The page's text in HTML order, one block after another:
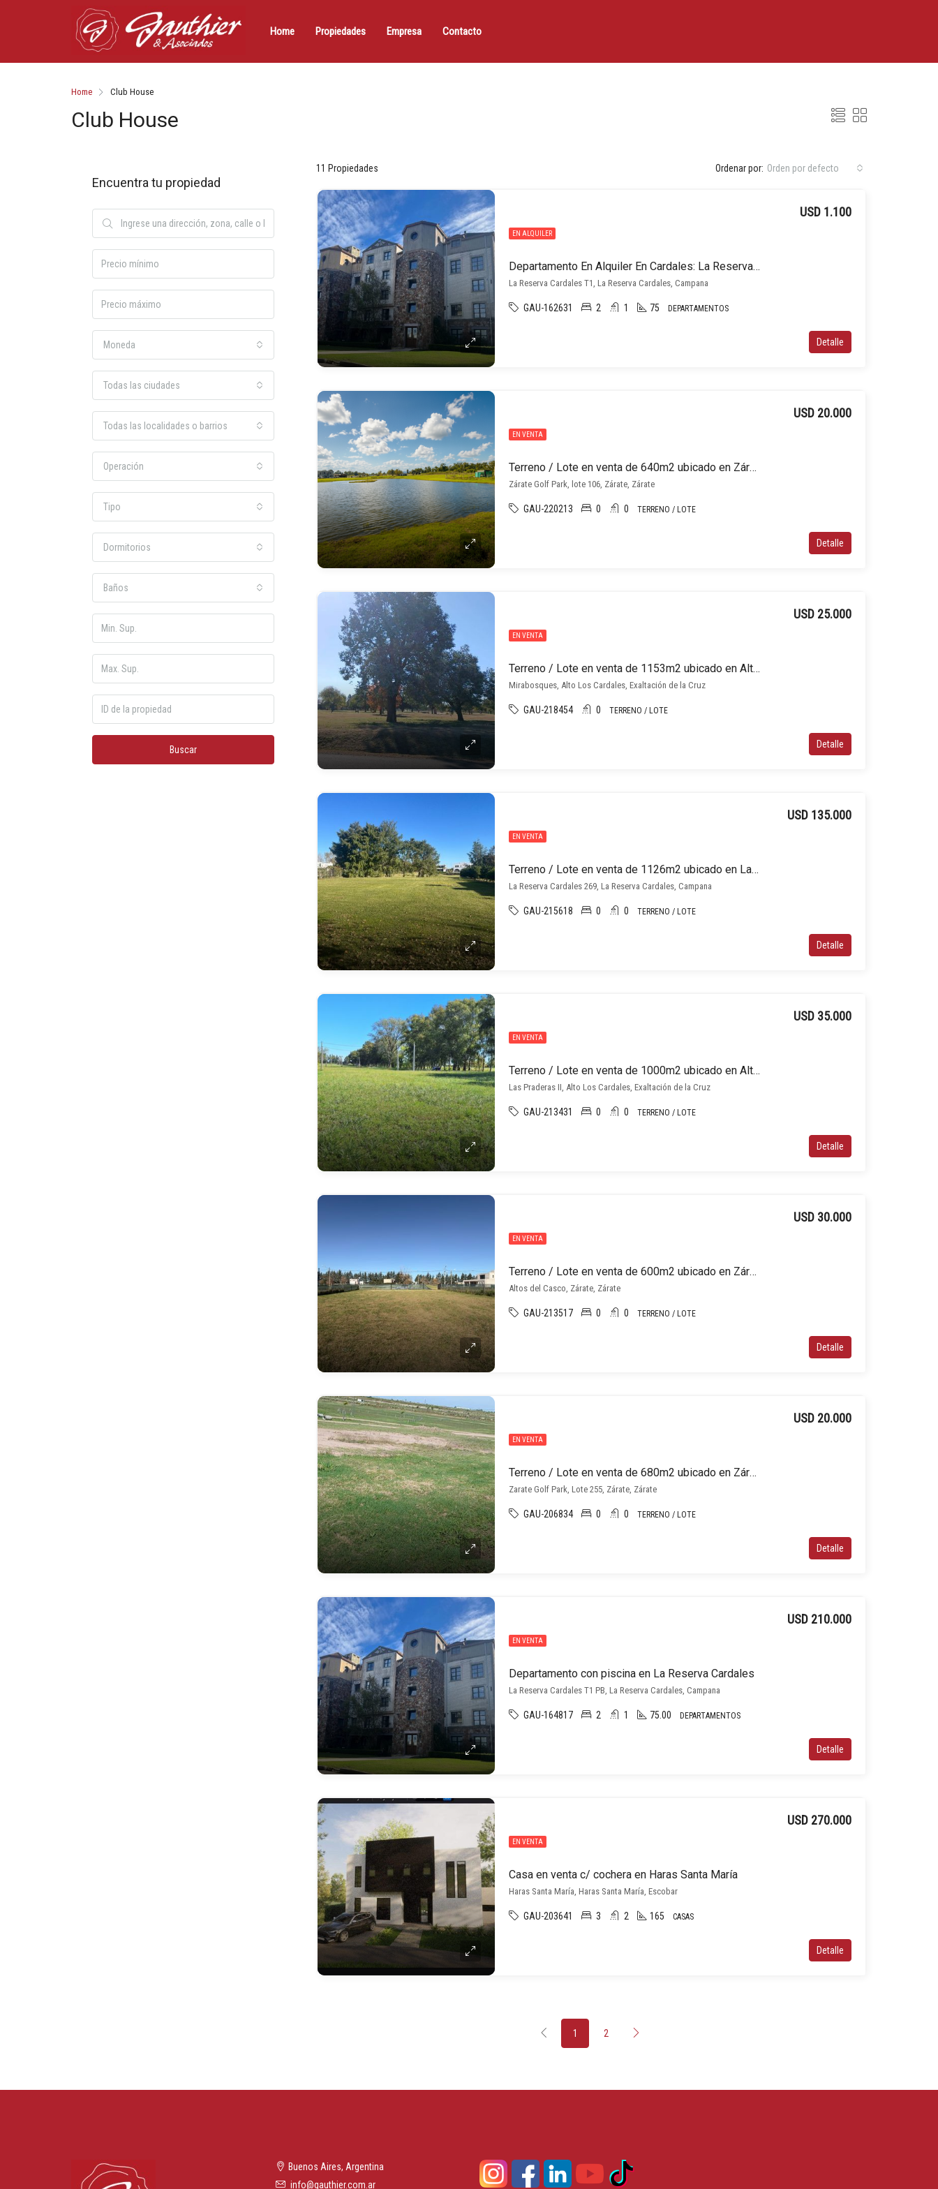
Home Propiedades Empresa Contacto
Home Club House
Club House
11 Propiedades Ordenar por: Orden por defecto
EN ALQUILER
Departamento En Alquiler En Cardales: La Reserva Cardales Id1915
USD 1.100
La Reserva Cardales T1, La Reserva Cardales, Campana
GAU-162631 2 1 75 DEPARTAMENTOS
Detalle
EN VENTA
Terreno / Lote en venta de 640m2 ubicado en Zárate
USD 20.000
Zárate Golf Park, lote 106, Zárate, Zárate
GAU-220213 0 0 TERRENO / LOTE
Detalle
EN VENTA
Terreno / Lote en venta de 1153m2 ubicado en Alto los Cardales
USD 25.000
Mirabosques, Alto Los Cardales, Exaltación de la Cruz
GAU-218454 0 TERRENO / LOTE
Detalle
EN VENTA
Terreno / Lote en venta de 1126m2 ubicado en La Reserva Cardales
USD 135.000
La Reserva Cardales 269, La Reserva Cardales, Campana
GAU-215618 0 0 TERRENO / LOTE
Detalle
EN VENTA
Terreno / Lote en venta de 1000m2 ubicado en Alto los Cardales
USD 35.000
Las Praderas II, Alto Los Cardales, Exaltación de la Cruz
GAU-213431 0 0 TERRENO / LOTE
Detalle
EN VENTA
Terreno / Lote en venta de 600m2 ubicado en Zárate
USD 30.000
Altos del Casco, Zárate, Zárate
GAU-213517 0 0 TERRENO / LOTE
Detalle
EN VENTA
Terreno / Lote en venta de 680m2 ubicado en Zárate
USD 20.000
Zarate Golf Park, Lote 255, Zárate, Zárate
GAU-206834 0 0 TERRENO / LOTE
Detalle
EN VENTA
Departamento con piscina en La Reserva Cardales
USD 210.000
La Reserva Cardales T1 PB, La Reserva Cardales, Campana
GAU-164817 2 1 75.00 DEPARTAMENTOS
Detalle
EN VENTA
Casa en venta c/ cochera en Haras Santa María
USD 270.000
Haras Santa María, Haras Santa María, Escobar
GAU-203641 3 2 165 CASAS
Detalle
1 2
Encuentra tu propiedad
Moneda
Todas las ciudades
Todas las localidades o barrios
Operación
Tipo
Dormitorios
Baños
Buscar
Buenos Aires, Argentina
info@gauthier.com.ar